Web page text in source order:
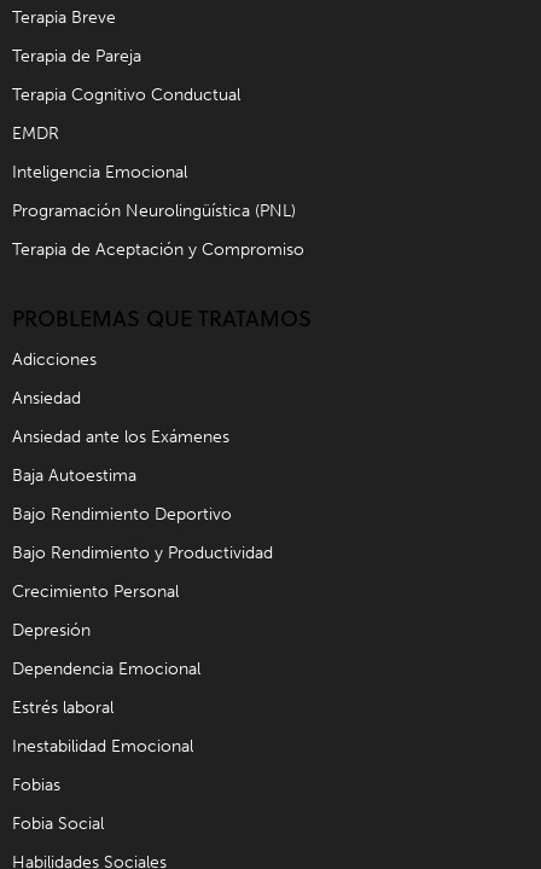
Terapia Breve
Terapia de Pareja
Terapia Cognitivo Conductual
EMDR
Inteligencia Emocional
Programación Neurolingüística (PNL)
Terapia de Aceptación y Compromiso
PROBLEMAS QUE TRATAMOS
Adicciones
Ansiedad
Ansiedad ante los Exámenes
Baja Autoestima
Bajo Rendimiento Deportivo
Bajo Rendimiento y Productividad
Crecimiento Personal
Depresión
Dependencia Emocional
Estrés laboral
Inestabilidad Emocional
Fobias
Fobia Social
Habilidades Sociales